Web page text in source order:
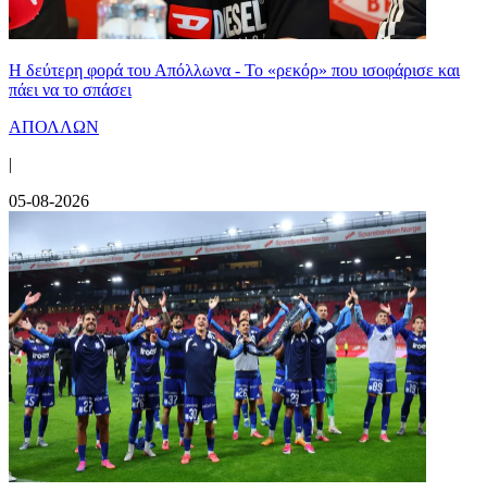
Η δεύτερη φορά του Απόλλωνα - Το «ρεκόρ» που ισοφάρισε και
πάει να το σπάσει
ΑΠΟΛΛΩΝ
|
05-08-2026